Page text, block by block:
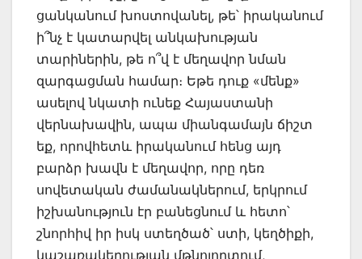
ցանկանում խոստովանել, թե՝ իրականում
ի՞նչ է կատարվել անկախության
տարիներին, թե ո՞վ է մեղավոր նման
զարգացման համար։ Եթե դուք «մենք»
ասելով նկատի ունեք Հայաստանի
վերնախավին, ապա միանգամայն ճիշտ
եք, որովհետև իրականում հենց այդ
բարձր խավն է մեղավոր, որը դեռ
սովետական ժամանակներում, երկրում
իշխանություն էր բանեցնում և հետո՝
շնորհիվ իր իսկ ստեղծած՝ ստի, կեղծիքի,
կաշառակերության մթնոլորտում,